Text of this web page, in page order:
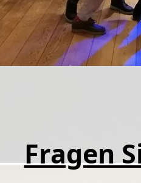
Fragen